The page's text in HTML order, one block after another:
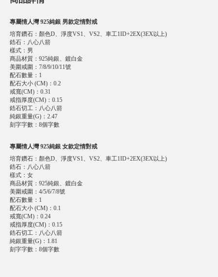
專屬情人灣 925純銀 男款定情對戒
培育鑽石 ： 顏色D、淨度VS1、VS2、車工1ID+2EX(3EX以上)
鋯石 ： 八心八箭
樣式 ： 男
商品材質 ： 925純銀、鍍白金
美圍戒圍 ： 7/8/9/10/11號
配石數量 ： 1
配石大小 (CM) ： 0.2
戒寬(CM) ： 0.31
戒指厚度(CM) ： 0.15
鋯石切工 ： 八心八箭
純銀重量(G) ： 2.47
刻字字數 ： 8個字數
專屬情人灣 925純銀 女款定情對戒
培育鑽石 ： 顏色D、淨度VS1、VS2、車工1ID+2EX(3EX以上)
鋯石 ： 八心八箭
樣式 ： 女
商品材質 ： 925純銀、鍍白金
美圍戒圍 ： 4/5/6/7/8號
配石數量 ： 1
配石大小 (CM) ： 0.1
戒寬(CM) ： 0.24
戒指厚度(CM) ： 0.15
鋯石切工 ： 八心八箭
純銀重量(G) ： 1.81
刻字字數 ： 8個字數